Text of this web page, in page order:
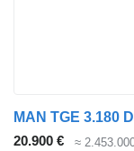
MAN TGE 3.180
20.900 €
≈